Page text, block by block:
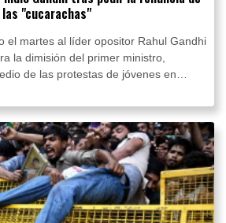
"cucarachas"
el martes al líder opositor Rahul Gandhi
la dimisión del primer ministro,
de las protestas de jóvenes en
reformas educativas.